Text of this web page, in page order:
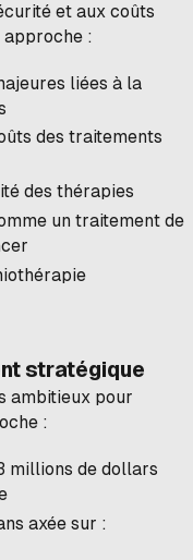
et aux coûts
approche :
liées à la
des traitements
des thérapies
un traitement de
stratégique
ambitieux pour
:
millions de dollars
axée sur :